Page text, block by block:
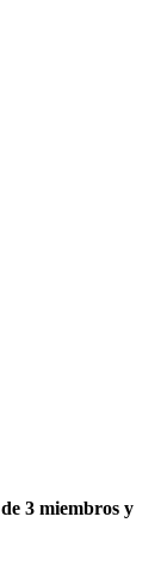
3 miembros y